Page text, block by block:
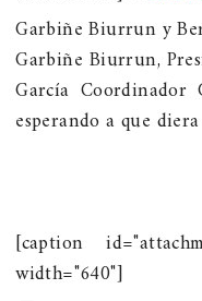
Garbiñe Biurrun y
Garbiñe Biurrun,
García Coordinador
esperando a que
[caption
width="640"]